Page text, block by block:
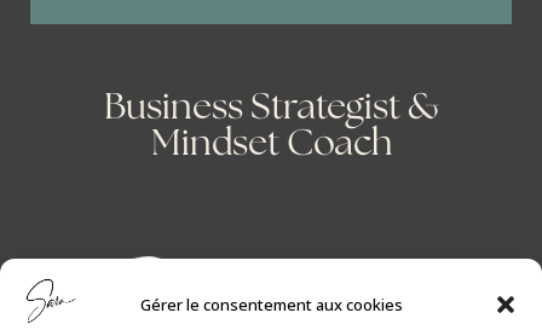
Gérer le consentement aux cookies
Business Strategist &
Mindset Coach